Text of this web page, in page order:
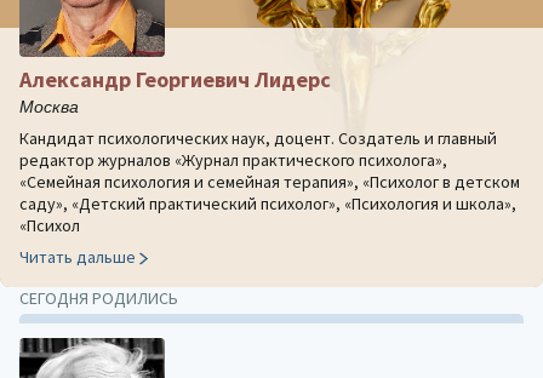
Александр Георгиевич Лидерс
Москва
Кандидат психологических наук, доцент. Создатель и главный
редактор журналов «Журнал практического психолога»,
«Семейная психология и семейная терапия», «Психолог в детском
саду», «Детский практический психолог», «Психология и школа»,
«Психол
Читать дальше
СЕГОДНЯ РОДИЛИСЬ